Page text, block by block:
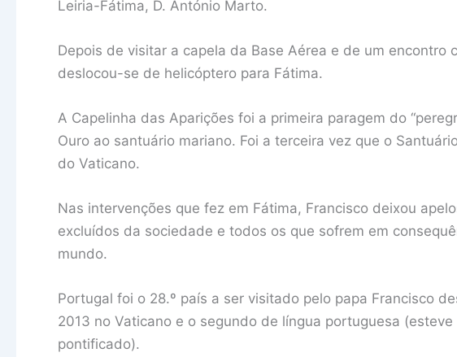
Leiria-Fátima, D. António Marto.
Depois de visitar a capela da Base Aérea e de um encontro
deslocou-se de helicóptero para Fátima.
A Capelinha das Aparições foi a primeira paragem do
Ouro ao santuário mariano. Foi a terceira vez que o
do Vaticano.
Nas intervenções que fez em Fátima, Francisco deixou
excluídos da sociedade e todos os que sofrem em
mundo.
Portugal foi o 28.º país a ser visitado pelo papa Francisco
2013 no Vaticano e o segundo de língua portuguesa
pontificado).